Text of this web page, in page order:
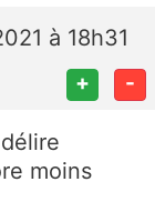
à 18h31
+ -
moins